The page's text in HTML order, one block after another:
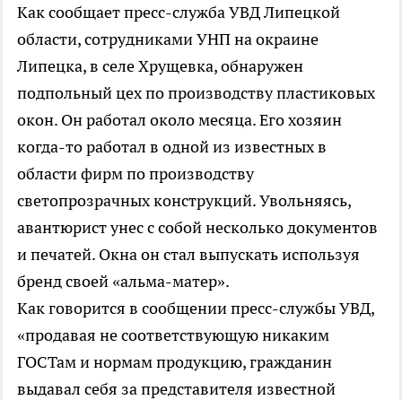
Как сообщает пресс-служба УВД Липецкой
области, сотрудниками УНП на окраине
Липецка, в селе Хрущевка, обнаружен
подпольный цех по производству пластиковых
окон. Он работал около месяца. Его хозяин
когда-то работал в одной из известных в
области фирм по производству
светопрозрачных конструкций. Увольняясь,
авантюрист унес с собой несколько документов
и печатей. Окна он стал выпускать используя
бренд своей «альма-матер».
Как говорится в сообщении пресс-службы УВД,
«продавая не соответствующую никаким
ГОСТам и нормам продукцию, гражданин
выдавал себя за представителя известной